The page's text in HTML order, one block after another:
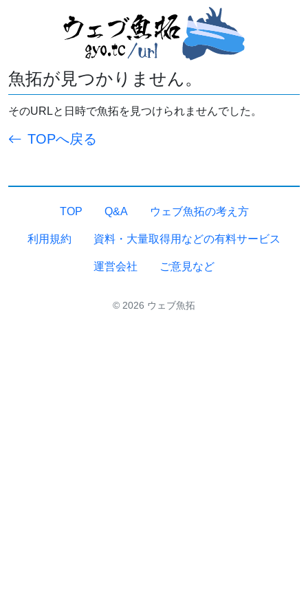
魚拓が見つかりません。
そのURLと日時で魚拓を見つけられませんでした。
TOPへ戻る
TOP Q&A ウェブ魚拓の考え方
利用規約 資料・大量取得用などの有料サービス
運営会社 ご意見など
© 2026 ウェブ魚拓